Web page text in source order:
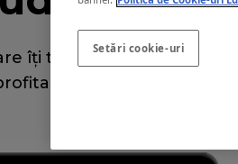
îți transformi Ideea de
de la Iancu Guda
Setări cookie-uri